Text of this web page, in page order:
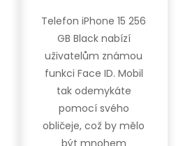
Telefon iPhone 15 256
GB Black nabízí
uživatelům známou
funkci Face ID. Mobil
tak odemykáte
pomocí svého
obličeje, což by mělo